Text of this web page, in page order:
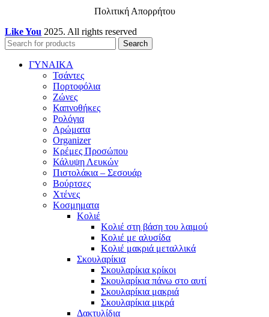
Πολιτική Απορρήτου
Like You 2025. All rights reserved
Search
ΓΥΝΑΙΚΑ
Τσάντες
Πορτοφόλια
Ζώνες
Καπνοθήκες
Ρολόγια
Αρώματα
Organizer
Κρέμες Προσώπου
Κάλυψη Λευκών
Πιστολάκια – Σεσουάρ
Βούρτσες
Χτένες
Κοσμηματα
Κολιέ
Κολιέ στη βάση του λαιμού
Κολιέ με αλυσίδα
Κολιέ μακριά μεταλλικά
Σκουλαρίκια
Σκουλαρίκια κρίκοι
Σκουλαρίκια πάνω στο αυτί
Σκουλαρίκια μακριά
Σκουλαρίκια μικρά
Δακτυλίδια